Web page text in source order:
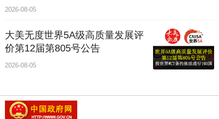
2026-08-05
大美无度世界5A级高质量发展评
价第12届第805号公告
2026-08-05